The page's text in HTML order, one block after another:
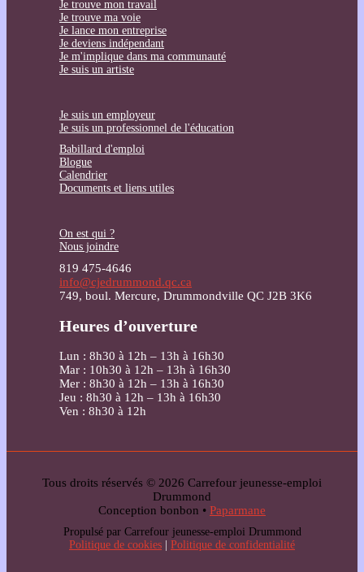
Je trouve mon travail
Je trouve ma voie
Je lance mon entreprise
Je deviens indépendant
Je m'implique dans ma communauté
Je suis un artiste
Je suis un employeur
Je suis un professionnel de l'éducation
Babillard d'emploi
Blogue
Calendrier
Documents et liens utiles
On est qui ?
Nous joindre
819 475-4646
info@cjedrummond.qc.ca
749, boul. Mercure, Drummondville QC J2B 3K6
Heures d’ouverture
Lun : 8h30 à 12h – 13h à 16h30
Mar : 10h30 à 12h – 13h à 16h30
Mer : 8h30 à 12h – 13h à 16h30
Jeu : 8h30 à 12h – 13h à 16h30
Ven : 8h30 à 12h
Tous droits réservés © 2026 Carrefour jeunesse-emploi
Drummond
Conception bonbon • Paparmane
Propulsé par Carrefour jeunesse-emploi Drummond
Politique de cookies | Politique de confidentialité